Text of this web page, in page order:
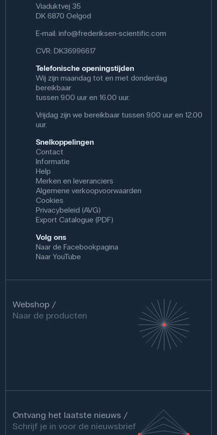
Viaduktvej 35
DK 6870 Oelgod
E-mail:info@frederiksen-scientific.com
CVR: DK36996617
Telefonische openingstijden
Wij zijn maandag tot en met donderdag
bereikbaar
tussen 9.00 uur en 16.00 uur.
Vrijdag zijn we bereikbaar tussen 9.00 uur en 12.00
uur.
Snelkoppelingen
Contact
Informatie
Help
Merken en leveranciers
Algemene verkoopvoorwaarden
Cookies
Privacybeleid (AVG)
Export Catalogue (PDF)
Volg ons
Naar de Facebookpagina
Naar YouTube
Webshop
Naar de producten
Ontvang het laatste nieuws
Schrijf je in voor de nieuwsbrief